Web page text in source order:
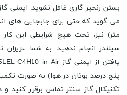
می گوید که حتی برای جابجایی های
متر) نیز، تحت هیچ شرایطی این کار
سیلندر انجام ندهید. به شما عزیزان
پنج درصد بوتان در هوا) به صورت
تکنیکال گاز سنتر تماس برقرار کنید